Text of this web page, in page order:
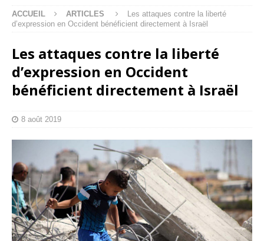
ACCUEIL ARTICLES
Les attaques contre la liberté
d’expression en Occident bénéficient directement à Israël
Les attaques contre la liberté
d’expression en Occident
bénéficient directement à Israël
8 août 2019